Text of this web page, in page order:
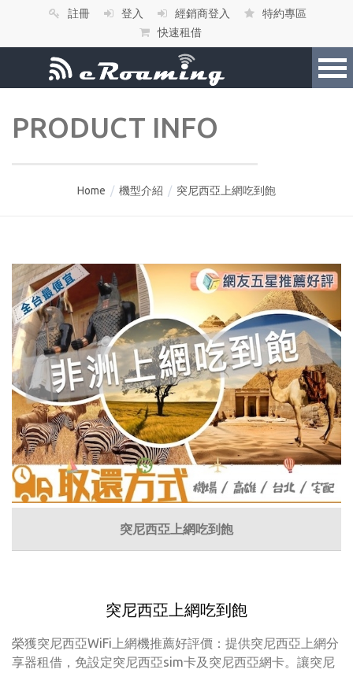
註冊 登入 經銷商登入
特約專區
快速租借
PRODUCT INFO
Home / 機型介紹 / 突尼西亞上網吃到飽
突尼西亞上網吃到飽
突尼西亞上網吃到飽
榮獲突尼西亞WiFi上網機推薦好評價：提供突尼西亞上網分
享器租借，免設定突尼西亞sim卡及突尼西亞網卡。讓突尼